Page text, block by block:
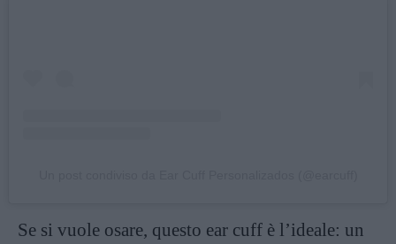
Se si vuole osare, questo ear cuff è l’ideale: un